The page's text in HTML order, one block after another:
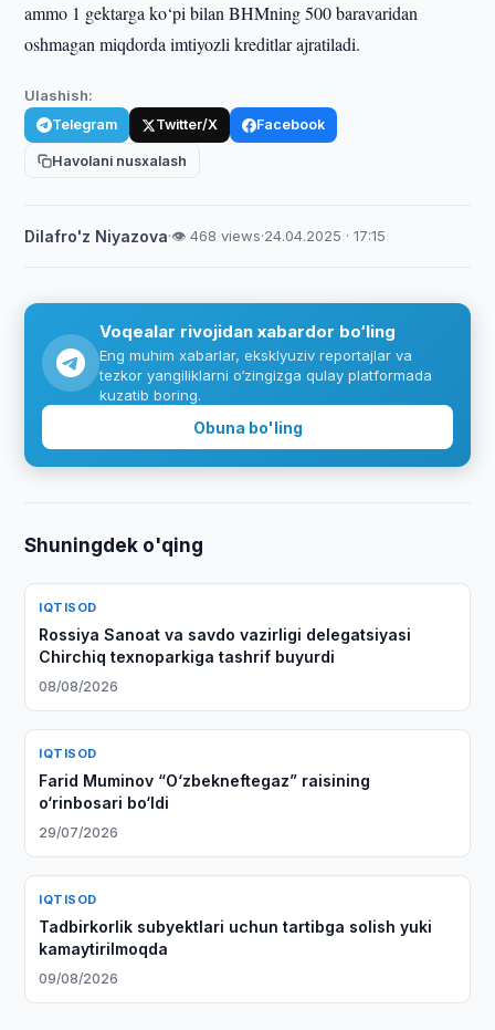
ammo 1 gektarga ko‘pi bilan BHMning 500 baravaridan
oshmagan miqdorda imtiyozli kreditlar ajratiladi.
Ulashish:
Telegram Twitter/X Facebook
Havolani nusxalash
Dilafro'z Niyazova·👁 468 views·24.04.2025 · 17:15
Voqealar rivojidan xabardor bo‘ling
Eng muhim xabarlar, eksklyuziv reportajlar va
tezkor yangiliklarni o‘zingizga qulay platformada
kuzatib boring.
Obuna bo'ling
Shuningdek o'qing
IQTISOD
Rossiya Sanoat va savdo vazirligi delegatsiyasi
Chirchiq texnoparkiga tashrif buyurdi
08/08/2026
IQTISOD
Farid Muminov “O‘zbekneftegaz” raisining
o‘rinbosari bo‘ldi
29/07/2026
IQTISOD
Tadbirkorlik subyektlari uchun tartibga solish yuki
kamaytirilmoqda
09/08/2026